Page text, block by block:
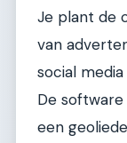
Je plant de
van
social
De
een